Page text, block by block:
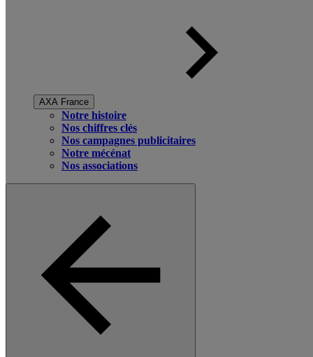
AXA France
Notre histoire
Nos chiffres clés
Nos campagnes publicitaires
Notre mécénat
Nos associations